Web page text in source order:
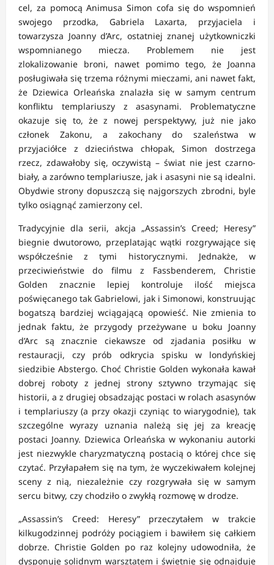
cel, za pomocą Animusa Simon cofa się do wspomnień
swojego przodka, Gabriela Laxarta, przyjaciela i
towarzysza Joanny d’Arc, ostatniej znanej użytkowniczki
wspomnianego miecza. Problemem nie jest
zlokalizowanie broni, nawet pomimo tego, że Joanna
posługiwała się trzema różnymi mieczami, ani nawet fakt,
że Dziewica Orleańska znalazła się w samym centrum
konfliktu templariuszy z asasynami. Problematyczne
okazuje się to, że z nowej perspektywy, już nie jako
członek Zakonu, a zakochany do szaleństwa w
przyjaciółce z dzieciństwa chłopak, Simon dostrzega
rzecz, zdawałoby się, oczywistą – świat nie jest czarno-
biały, a zarówno templariusze, jak i asasyni nie są idealni.
Obydwie strony dopuszczą się najgorszych zbrodni, byle
tylko osiągnąć zamierzony cel.
Tradycyjnie dla serii, akcja „Assassin’s Creed; Heresy”
biegnie dwutorowo, przeplatając wątki rozgrywające się
współcześnie z tymi historycznymi. Jednakże, w
przeciwieństwie do filmu z Fassbenderem, Christie
Golden znacznie lepiej kontroluje ilość miejsca
poświęcanego tak Gabrielowi, jak i Simonowi, konstruując
bogatszą bardziej wciągającą opowieść. Nie zmienia to
jednak faktu, że przygody przeżywane u boku Joanny
d’Arc są znacznie ciekawsze od zjadania posiłku w
restauracji, czy prób odkrycia spisku w londyńskiej
siedzibie Abstergo. Choć Christie Golden wykonała kawał
dobrej roboty z jednej strony sztywno trzymając się
historii, a z drugiej obsadzając postaci w rolach asasynów
i templariuszy (a przy okazji czyniąc to wiarygodnie), tak
szczególne wyrazy uznania należą się jej za kreację
postaci Joanny. Dziewica Orleańska w wykonaniu autorki
jest niezwykle charyzmatyczną postacią o której chce się
czytać. Przyłapałem się na tym, że wyczekiwałem kolejnej
sceny z nią, niezależnie czy rozgrywała się w samym
sercu bitwy, czy chodziło o zwykłą rozmowę w drodze.
„Assassin’s Creed: Heresy” przeczytałem w trakcie
kilkugodzinnej podróży pociągiem i bawiłem się całkiem
dobrze. Christie Golden po raz kolejny udowodniła, że
dysponuje solidnym warsztatem i świetnie się odnajduje